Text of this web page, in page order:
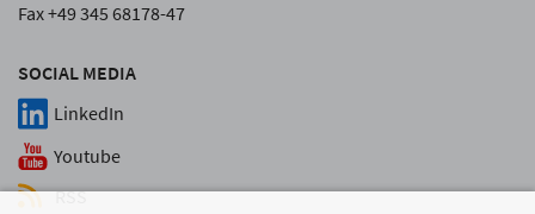
SOCIAL MEDIA
LinkedIn
Youtube
RSS
Fax +49 345 68178-47